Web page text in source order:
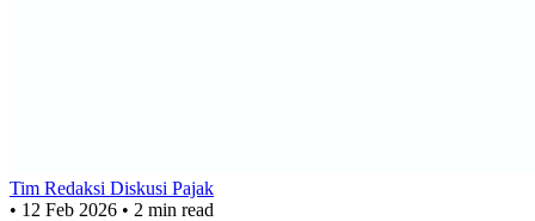
Tim Redaksi Diskusi Pajak
• 12 Feb 2026 • 2 min read